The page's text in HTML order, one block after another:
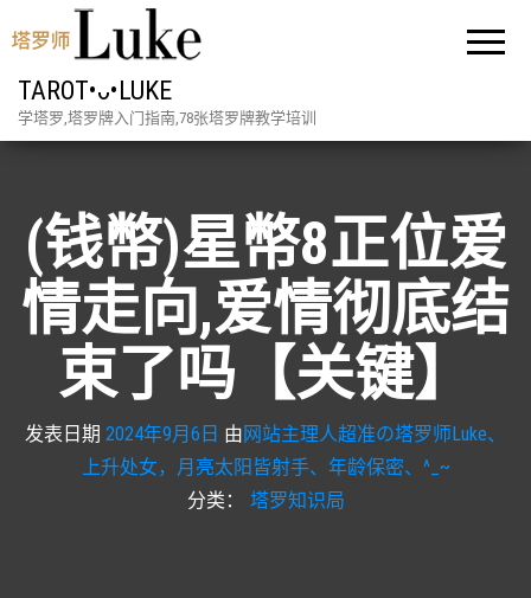
TAROT•ᴗ•LUKE
学塔罗,塔罗牌入门指南,78张塔罗牌教学培训
(钱幣)星幣8正位爱
情走向,爱情彻底结
束了吗【关键】
发表日期 2024年9月6日 由网站主理人超准の塔罗师Luke、
上升处女，月亮太阳皆射手、年龄保密、^_~
分类：
塔罗知识局